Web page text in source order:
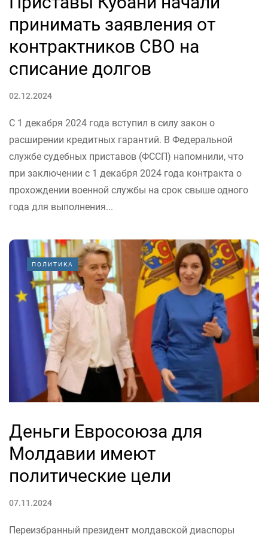
принимать заявления от
контрактников СВО на
списание долгов
02.12.2024
С 1 декабря 2024 года вступил в силу закон о
расширении кредитных гарантий. В Федеральной
службе судебных приставов (ФССП) напомнили, что
при заключении с 1 декабря 2024 года контракта о
прохождении военной службы на срок свыше одного
года для выполнения...
ПОЛИТИКА
Деньги Евросоюза для
Молдавии имеют
политические цели
07.11.2024
Переизбранный президент молдавской диаспоры